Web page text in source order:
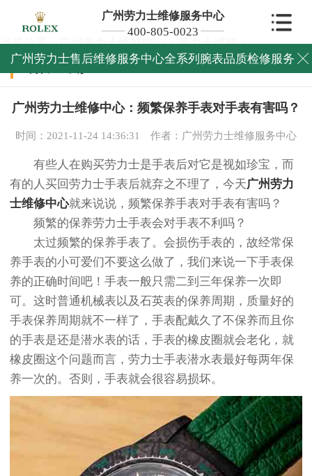
广州劳力士维修服务中心
400-805-0023
广州劳力士售后维修服务中心全系列腕表品质检修服务 
当前位置：广州劳力士维修中心>劳力士维修>
劳力士维修
广州劳力士维修中心：频繁保养手表对手表有害吗？
时间：2021-11-24 14:36:31 作者：广州劳力士维修服务中心
有些人在购买劳力士是手表后对它是视如珍宝，而
有的人买回劳力士手表后就弃之不理了，今天广州劳力
士维修中心就来说说，频繁保养手表对手表有害吗？
频繁的保养劳力士手表会对手表不利吗？
太过频繁的保养手表了。会损伤手表的，故经常保
养手表的小可爱们不要这么做了，我们来说一下手表保
养的正确时间吧！手表一般只需二到三年保养一次即
可。这时普通机械表以及石英表的保养周期，质量好的
手表保养周期就不一样了，手表配戴久了不保养而且你
的手表是还是潜水表的话，手表的橡皮圈就会老化，就
橡皮圈这个问题而言，劳力士手表潜水表最好每两年保
养一次的。否则，手表就会很容易损坏。